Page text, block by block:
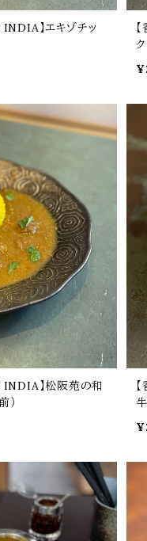
】エキゾチッ
】松阪苑の和
）